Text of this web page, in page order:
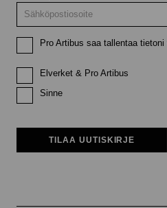
Pro Artibus saa tallentaa
Elverket & Pro Artibus
Sinne
TILAA UUTISKIRJE